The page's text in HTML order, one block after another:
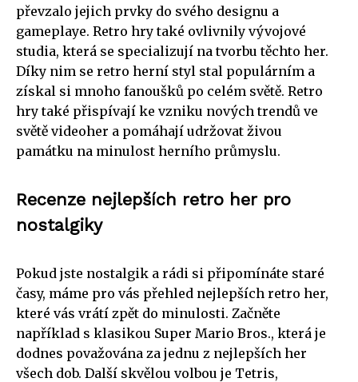
převzalo jejich prvky do svého designu a
gameplaye. Retro hry také ovlivnily vývojové
studia, která se specializují na tvorbu těchto her.
Díky nim se retro herní styl stal populárním a
získal si mnoho fanoušků po celém světě. Retro
hry také přispívají ke vzniku nových trendů ve
světě videoher a pomáhají udržovat živou
památku na minulost herního průmyslu.
Recenze nejlepších retro her pro
nostalgiky
Pokud jste nostalgik a rádi si připomínáte staré
časy, máme pro vás přehled nejlepších retro her,
které vás vrátí zpět do minulosti. Začněte
například s klasikou Super Mario Bros., která je
dodnes považována za jednu z nejlepších her
všech dob. Další skvělou volbou je Tetris,